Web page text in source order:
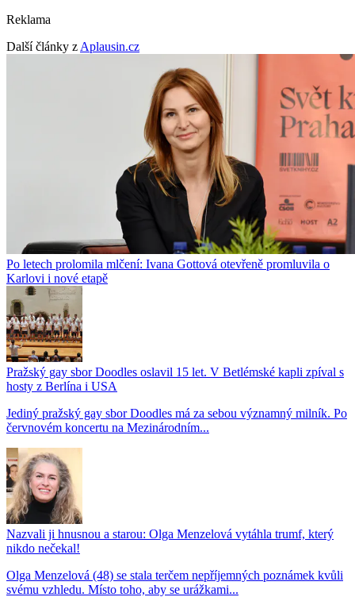
Reklama
Další články z Aplausin.cz
Po letech prolomila mlčení: Ivana Gottová otevřeně promluvila o
Karlovi i nové etapě
Pražský gay sbor Doodles oslavil 15 let. V Betlémské kapli zpíval s
hosty z Berlína i USA
Jediný pražský gay sbor Doodles má za sebou významný milník. Po
červnovém koncertu na Mezinárodním...
Nazvali ji hnusnou a starou: Olga Menzelová vytáhla trumf, který
nikdo nečekal!
Olga Menzelová (48) se stala terčem nepříjemných poznámek kvůli
svému vzhledu. Místo toho, aby se urážkami...